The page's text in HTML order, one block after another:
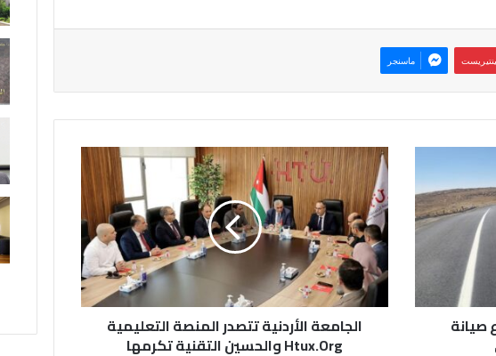
ماسنجر
ا
ل
ج
ا
م
ع
ة
ا
ل
الجامعة الأردنية تتصدر المنصة التعليمية
Htux.Org والحسين التقنية تكرمها